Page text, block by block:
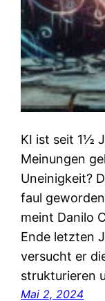
KI ist seit 1½
Meinungen
Uneinigkeit?
faul
meint Danilo
Ende letzten
versucht er
strukturieren
Mai 2, 2024